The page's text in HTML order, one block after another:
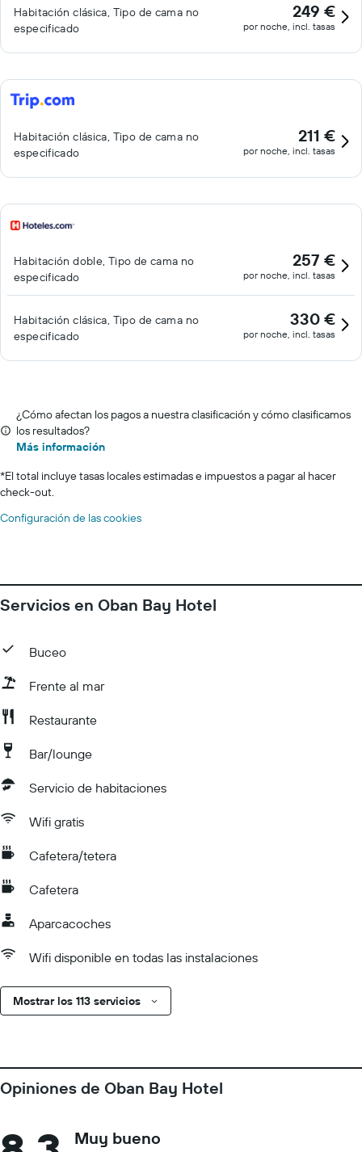
Habitación clásica, Tipo de cama no
especificado
249 €
por noche, incl. tasas
Habitación clásica, Tipo de cama no
especificado
211 €
por noche, incl. tasas
Habitación doble, Tipo de cama no
especificado
257 €
por noche, incl. tasas
Habitación clásica, Tipo de cama no
especificado
330 €
por noche, incl. tasas
¿Cómo afectan los pagos a nuestra clasificación y cómo clasificamos
los resultados?
Más información
*El total incluye tasas locales estimadas e impuestos a pagar al hacer
check-out.
Configuración de las cookies
Servicios en Oban Bay Hotel
Buceo
Frente al mar
Restaurante
Bar/lounge
Servicio de habitaciones
Wifi gratis
Cafetera/tetera
Cafetera
Aparcacoches
Wifi disponible en todas las instalaciones
Mostrar los 113 servicios
Opiniones de Oban Bay Hotel
Muy bueno